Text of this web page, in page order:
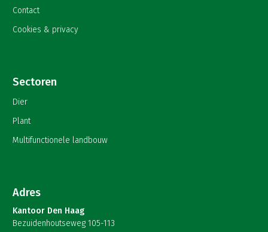
Contact
Cookies & privacy
Sectoren
Dier
Plant
Multifunctionele landbouw
Adres
Kantoor Den Haag
Bezuidenhoutseweg 105-113